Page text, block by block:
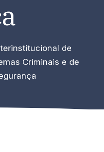
de
Criminais e de